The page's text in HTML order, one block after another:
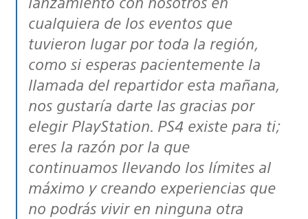
cualquiera de los eventos que
tuvieron lugar por toda la región,
como si esperas pacientemente la
llamada del repartidor esta mañana,
nos gustaría darte las gracias por
elegir PlayStation. PS4 existe para ti;
eres la razón por la que
continuamos llevando los límites al
máximo y creando experiencias que
no podrás vivir en ninguna otra